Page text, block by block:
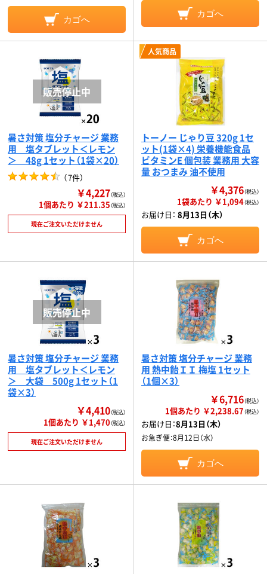
カゴへ
カゴへ
暑さ対策 塩分チャージ 業務
用 塩タブレット＜レモン
＞ 48g 1セット（1袋×20）
（7件）
￥4,227（税込）
1個あたり ￥211.35（税込）
現在ご注文いただけません
人気商品
トーノー じゃり豆 320g 1セ
ット(1袋×4) 栄養機能食品
ビタミンE 個包装 業務用 大容
量 おつまみ 油不使用
￥4,376（税込）
1袋あたり ￥1,094（税込）
お届け日： 8月13日（木）
カゴへ
暑さ対策 塩分チャージ 業務
用 塩タブレット＜レモン
＞ 大袋 500g 1セット（1
袋×3）
￥4,410（税込）
1個あたり ￥1,470（税込）
現在ご注文いただけません
暑さ対策 塩分チャージ 業務
用 熱中飴ＩＩ 梅塩 1セット
（1個×3）
￥6,716（税込）
1個あたり ￥2,238.67（税込）
お届け日：8月13日（木）
お急ぎ便：8月12日（水）
カゴへ